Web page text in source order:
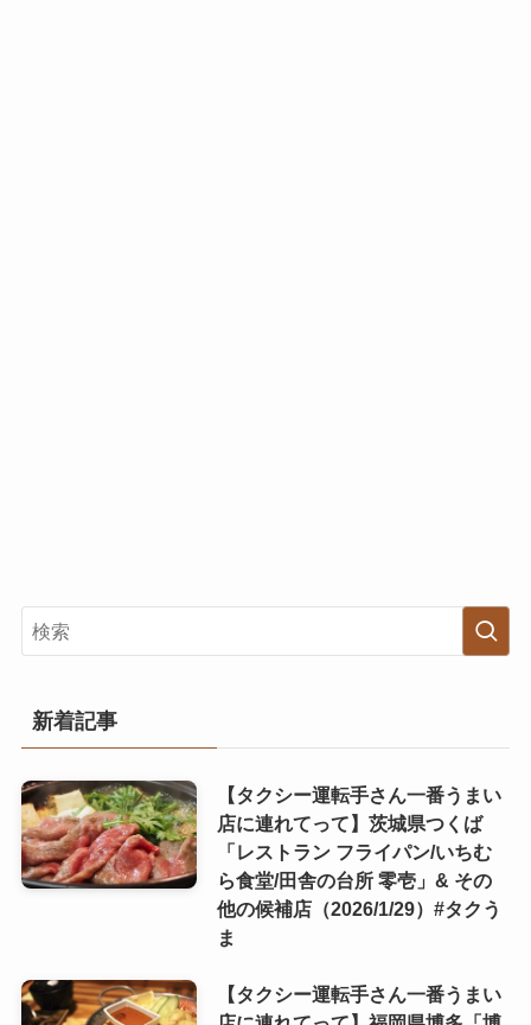
新着記事
【タクシー運転手さん一番うまい
店に連れてって】茨城県つくば
「レストラン フライパン/いちむ
ら食堂/田舎の台所 零壱」& その
他の候補店（2026/1/29）#タクう
ま
【タクシー運転手さん一番うまい